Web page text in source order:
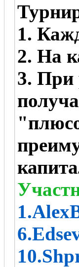
1.
2. На
3. При